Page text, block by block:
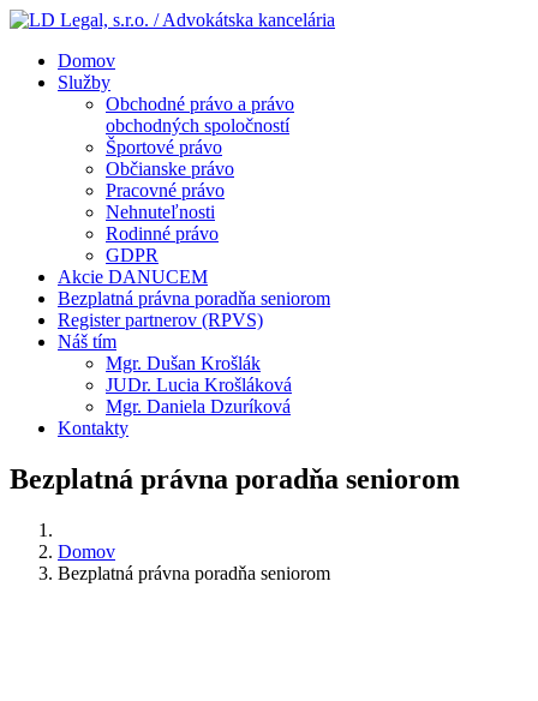
Domov
Služby
Obchodné právo a právo
obchodných spoločností
Športové právo
Občianske právo
Pracovné právo
Nehnuteľnosti
Rodinné právo
GDPR
Akcie DANUCEM
Bezplatná právna poradňa seniorom
Register partnerov (RPVS)
Náš tím
Mgr. Dušan Krošlák
JUDr. Lucia Krošláková
Mgr. Daniela Dzuríková
Kontakty
Bezplatná právna poradňa seniorom
Domov
Bezplatná právna poradňa seniorom